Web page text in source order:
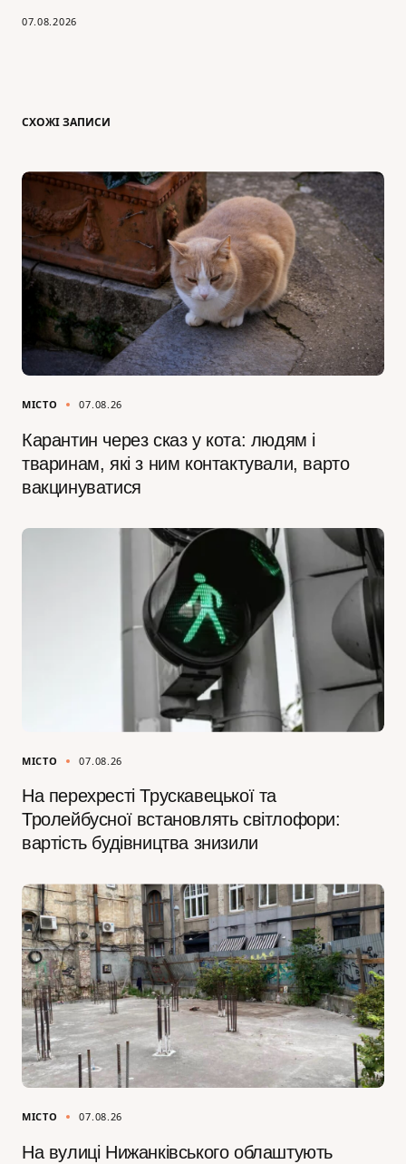
07.08.2026
СХОЖІ ЗАПИСИ
МІСТО 07.08.26
Карантин через сказ у кота: людям і
тваринам, які з ним контактували, варто
вакцинуватися
МІСТО 07.08.26
На перехресті Трускавецької та
Тролейбусної встановлять світлофори:
вартість будівництва знизили
МІСТО 07.08.26
На вулиці Нижанківського облаштують